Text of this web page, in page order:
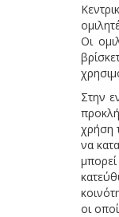
Οι
Στην
χρήση
να
οι